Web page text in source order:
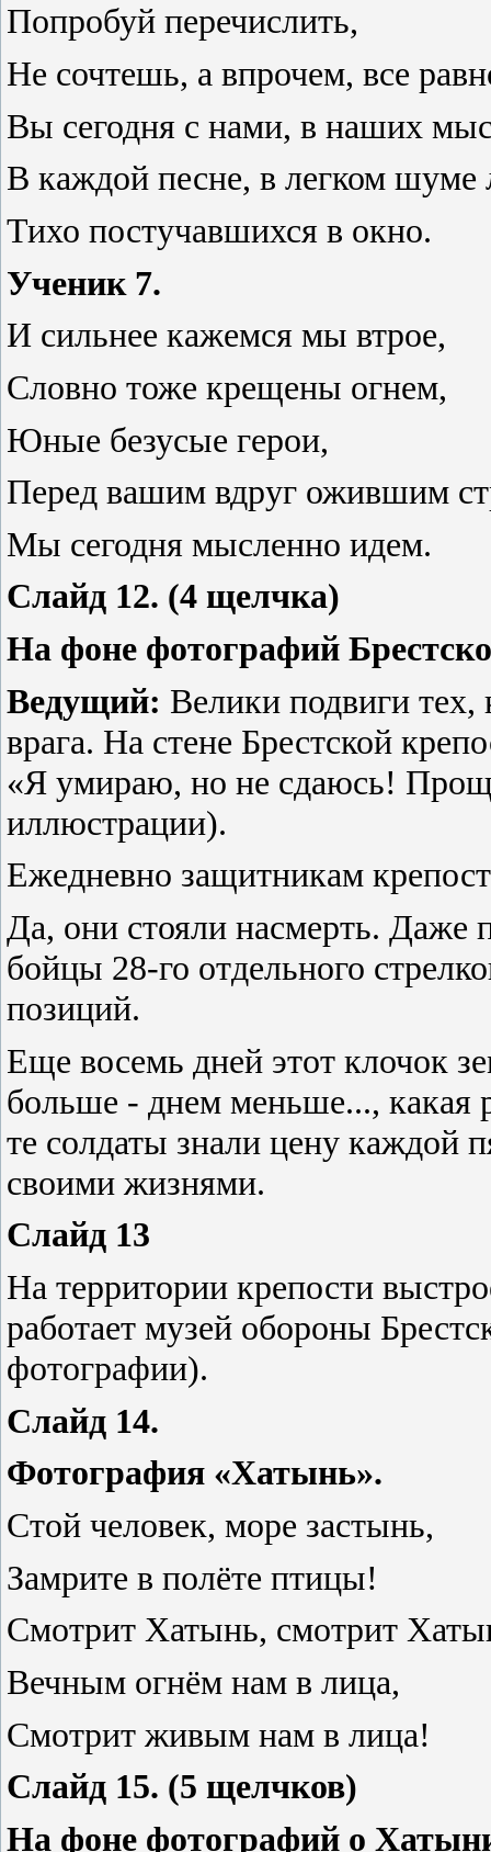
Попробуй перечислить,
Не сочтешь, а впрочем, все
Вы сегодня с нами, в наших
В каждой песне, в легком шуме
Тихо постучавшихся в окно.
Ученик 7.
И сильнее кажемся мы втрое,
Словно тоже крещены огнем,
Юные безусые герои,
Перед вашим вдруг ожившим
Мы сегодня мысленно идем.
Слайд 12. (4 щелчка)
На фоне фотографий
Ведущий: Велики подвиги
врага. На стене Брестской
«Я умираю, но не сдаюсь!
иллюстрации).
Ежедневно защитникам
Да, они стояли насмерть. Даже
бойцы 28-го отдельного
позиций.
Еще восемь дней этот клочок
больше - днем меньше..., какая
те солдаты знали цену каждой
своими жизнями.
Слайд 13
На территории крепости
работает музей обороны
фотографии).
Слайд 14.
Фотография «Хатынь».
Стой человек, море застынь,
Замрите в полёте птицы!
Смотрит Хатынь, смотрит
Вечным огнём нам в лица,
Смотрит живым нам в лица!
Слайд 15. (5 щелчков)
На фоне фотографий о